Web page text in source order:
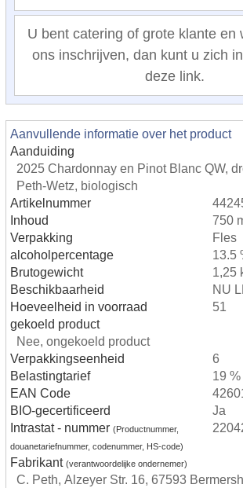
U bent catering of grote klante en
ons inschrijven, dan kunt u zich
deze link.
Aanvullende informatie over het product
Aanduiding
2025 Chardonnay en Pinot Blanc QW,
Peth-Wetz, biologisch
Artikelnummer
Inhoud
750
Verpakking
Fles
alcoholpercentage
13.5
Brutogewicht
1,25
Beschikbaarheid
NU
Hoeveelheid in voorraad
51
gekoeld product
Nee, ongekoeld product
Verpakkingseenheid
6
Belastingtarief
19 %
EAN Code
BIO-gecertificeerd
Ja
Intrastat - nummer (Productnummer,
douanetariefnummer, codenummer, HS-code)
Fabrikant (verantwoordelijke ondernemer)
C. Peth, Alzeyer Str. 16, 67593